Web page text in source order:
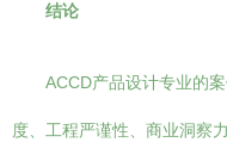
结论
ACCD产品设计专业的
度、工程严谨性、商业洞察